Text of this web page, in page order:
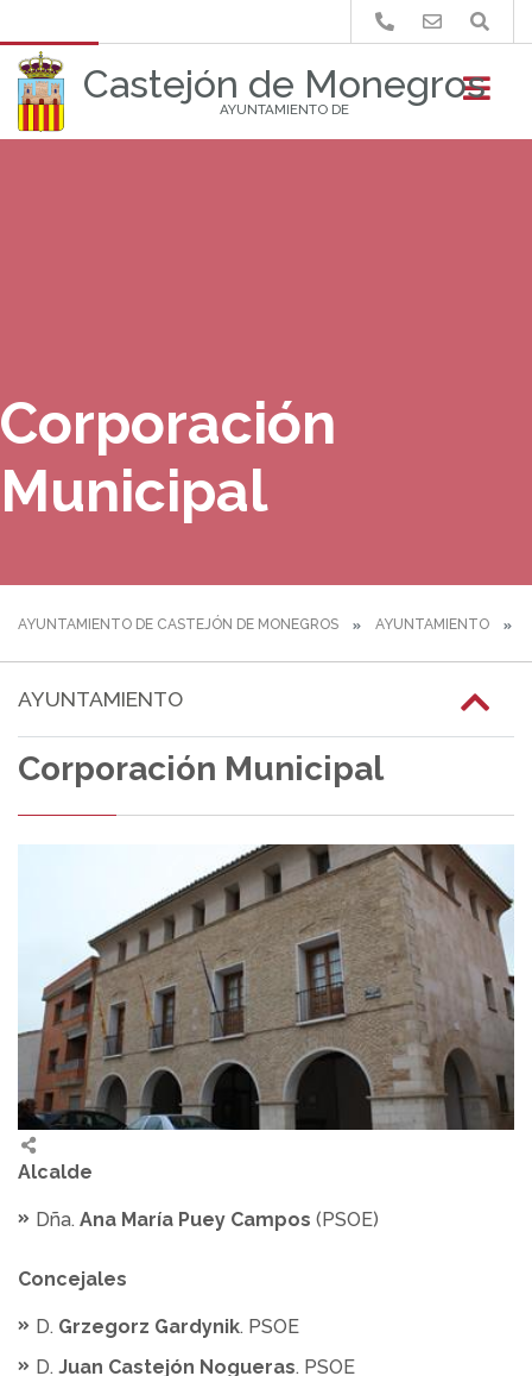
Castejón de Monegros
AYUNTAMIENTO DE
Buscar
Corporación
Municipal
AYUNTAMIENTO DE CASTEJÓN DE MONEGROS AYUNTAMIENTO
AYUNTAMIENTO
Corporación Municipal
Alcalde
Dña. Ana María Puey Campos (PSOE)
Concejales
D. Grzegorz Gardynik. PSOE
D. Juan Castejón Nogueras. PSOE